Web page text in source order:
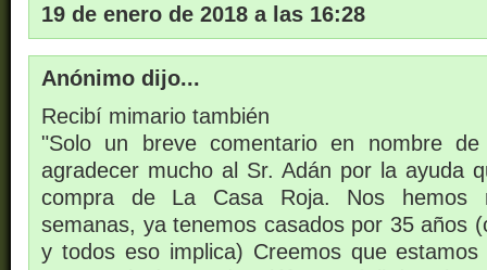
19 de enero de 2018 a las 16:28
Anónimo dijo...
Recibí mimario también
"Solo un breve comentario en nombre
agradecer mucho al Sr. Adán por la ayuda
compra de La Casa Roja. Nos hemos
semanas, ya tenemos casados por 35 años
y todos eso implica) Creemos que